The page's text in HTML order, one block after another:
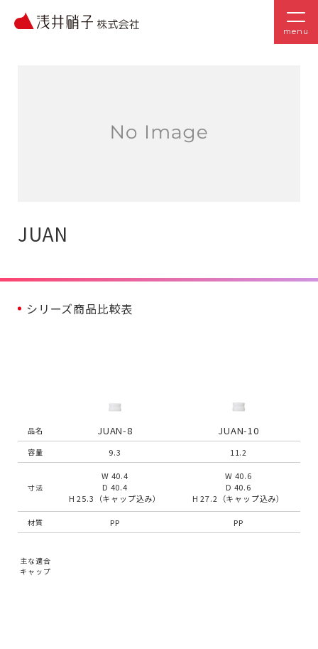
menu
JUAN
シリーズ商品比較表
品名
容量
寸法
材質
主な適合
キャップ
JUAN-8
9.3
W 40.4
D 40.4
H 25.3（キャップ込み）
PP
JUAN-10
11.2
W 40.6
D 40.6
H 27.2（キャップ込み）
PP